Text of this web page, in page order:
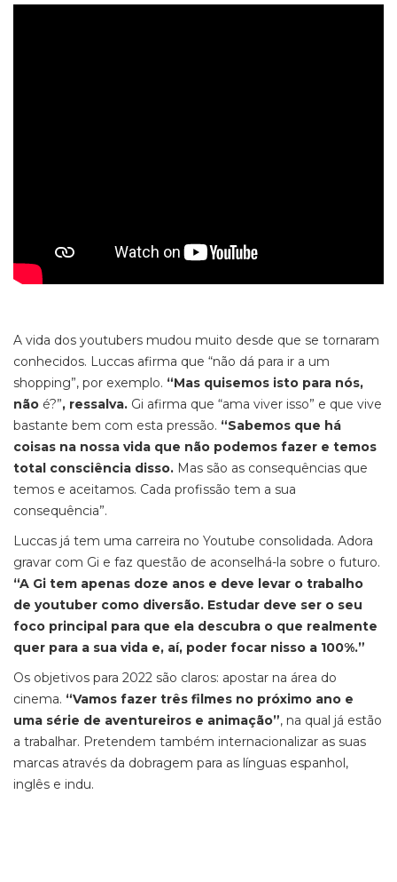
A vida dos youtubers mudou muito desde que se tornaram
conhecidos. Luccas afirma que “não dá para ir a um
shopping”, por exemplo. “Mas quisemos isto para nós,
não é?”, ressalva. Gi afirma que “ama viver isso” e que vive
bastante bem com esta pressão. “Sabemos que há
coisas na nossa vida que não podemos fazer e temos
total consciência disso. Mas são as consequências que
temos e aceitamos. Cada profissão tem a sua
consequência”.
Luccas já tem uma carreira no Youtube consolidada. Adora
gravar com Gi e faz questão de aconselhá-la sobre o futuro.
“A Gi tem apenas doze anos e deve levar o trabalho
de youtuber como diversão. Estudar deve ser o seu
foco principal para que ela descubra o que realmente
quer para a sua vida e, aí, poder focar nisso a 100%.”
Os objetivos para 2022 são claros: apostar na área do
cinema. “Vamos fazer três filmes no próximo ano e
uma série de aventureiros e animação”, na qual já estão
a trabalhar. Pretendem também internacionalizar as suas
marcas através da dobragem para as línguas espanhol,
inglês e indu.